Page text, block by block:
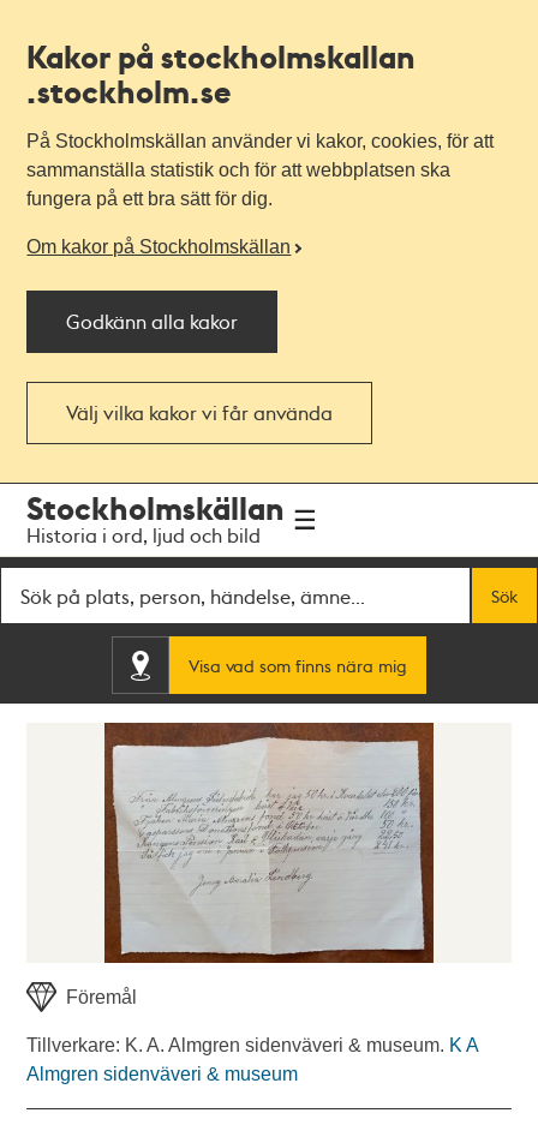
Kakor på stockholmskallan
.stockholm.se
På Stockholmskällan använder vi kakor, cookies, för att
sammanställa statistik och för att webbplatsen ska
fungera på ett bra sätt för dig.
Om kakor på Stockholmskällan
Godkänn alla kakor
Välj vilka kakor vi får använda
navigationen
huvudinnehållet
Stockholmskällan
Historia i ord, ljud och bild
Sök
Visa vad som finns nära mig
Föremål
Tillverkare: K. A. Almgren sidenväveri & museum. K A
Almgren sidenväveri & museum